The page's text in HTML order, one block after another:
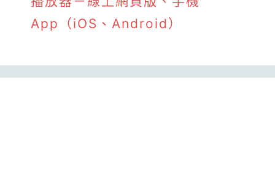
App（iOS、Android）